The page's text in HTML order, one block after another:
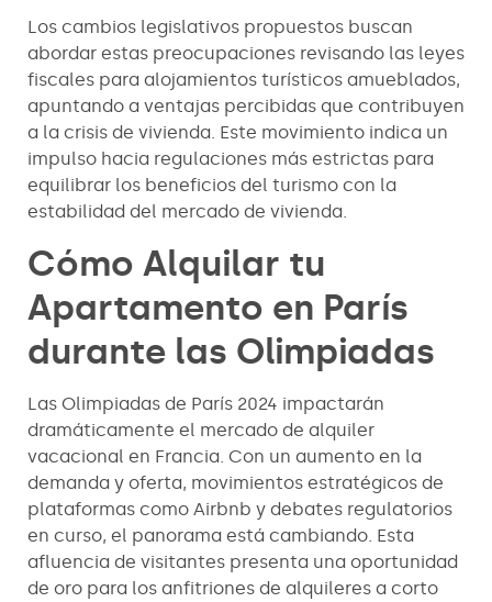
Los cambios legislativos propuestos buscan
abordar estas preocupaciones revisando las leyes
fiscales para alojamientos turísticos amueblados,
apuntando a ventajas percibidas que contribuyen
a la crisis de vivienda. Este movimiento indica un
impulso hacia regulaciones más estrictas para
equilibrar los beneficios del turismo con la
estabilidad del mercado de vivienda.
Cómo Alquilar tu
Apartamento en París
durante las Olimpiadas
Las Olimpiadas de París 2024 impactarán
dramáticamente el mercado de alquiler
vacacional en Francia. Con un aumento en la
demanda y oferta, movimientos estratégicos de
plataformas como Airbnb y debates regulatorios
en curso, el panorama está cambiando. Esta
afluencia de visitantes presenta una oportunidad
de oro para los anfitriones de alquileres a corto